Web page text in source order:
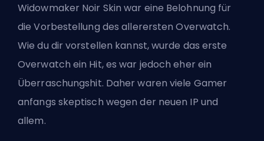
Widowmaker Noir Skin war eine Belohnung für
die Vorbestellung des allerersten Overwatch.
Wie du dir vorstellen kannst, wurde das erste
Overwatch ein Hit, es war jedoch eher ein
Überraschungshit. Daher waren viele Gamer
anfangs skeptisch wegen der neuen IP und
allem.